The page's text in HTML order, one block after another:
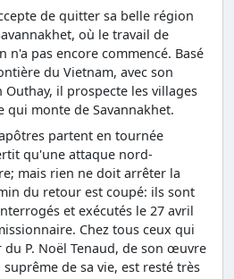
de quitter sa belle région
où le travail de
n'a pas encore commencé. Basé
du Vietnam, avec son
Outhay, il prospecte les villages
monte de Savannakhet.
partent en tournée
qu'une attaque nord-
mais rien ne doit arrêter la
du retour est coupé: ils sont
et exécutés le 27 avril
Chez tous ceux qui
P. Noël Tenaud, de son œuvre
de sa vie, est resté très